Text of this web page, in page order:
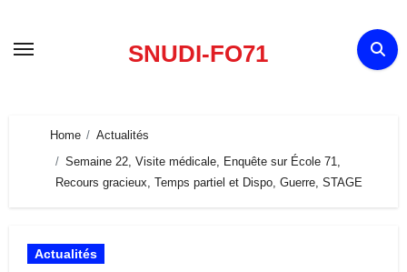
SNUDI-FO71
Home
Actualités
Semaine 22, Visite médicale, Enquête sur École 71,
Recours gracieux, Temps partiel et Dispo, Guerre, STAGE
Actualités